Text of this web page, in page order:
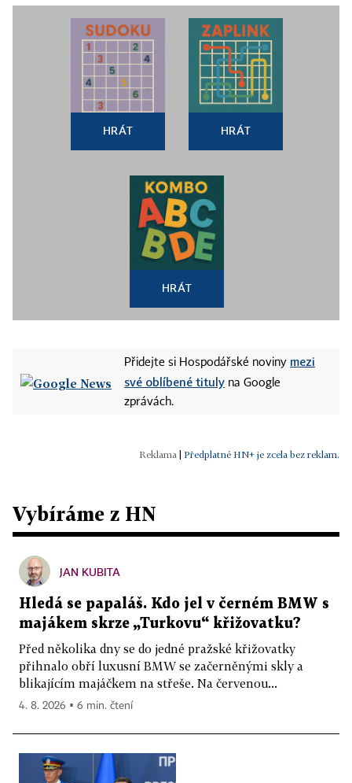
HRÁT HRÁT
HRÁT
Přidejte si Hospodářské noviny mezi
své oblíbené tituly na Google
zprávách.
Předplatné HN+ je zcela bez reklam.
Vybíráme z HN
JAN KUBITA
Hledá se papaláš. Kdo jel v černém BMW s
majákem skrze „Turkovu“ křižovatku?
Před několika dny se do jedné pražské křižovatky
přihnalo obří luxusní BMW se začerněnými skly a
blikajícím majáčkem na střeše. Na červenou...
4. 8. 2026 ▪ 6 min. čtení